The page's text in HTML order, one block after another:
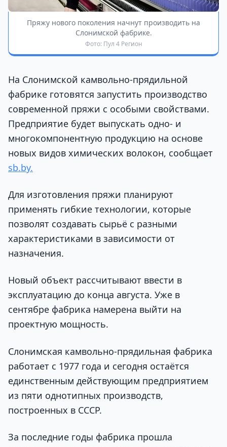
Пряжу нового поколения начнут производить на
Слонимской фабрике.
Фото: Пул 4 Регион
На Слонимской камвольно-прядильной
фабрике готовятся запустить производство
современной пряжи с особыми свойствами.
Предприятие будет выпускать одно- и
многокомпонентную продукцию на основе
новых видов химических волокон, сообщает
sb.by.
Для изготовления пряжи планируют
применять гибкие технологии, которые
позволят создавать сырьё с разными
характеристиками в зависимости от
назначения.
Новый объект рассчитывают ввести в
эксплуатацию до конца августа. Уже в
сентябре фабрика намерена выйти на
проектную мощность.
Слонимская камвольно-прядильная фабрика
работает с 1977 года и сегодня остаётся
единственным действующим предприятием
из пяти однотипных производств,
построенных в СССР.
За последние годы фабрика прошла